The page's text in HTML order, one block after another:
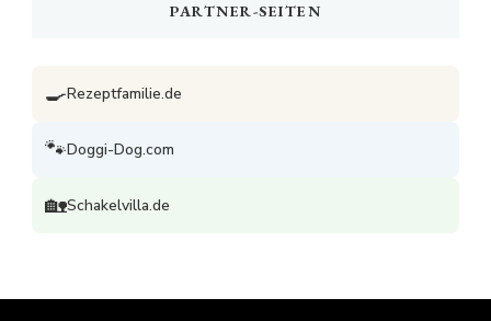
PARTNER-SEITEN
🍳Rezeptfamilie.de
🐾Doggi-Dog.com
🏡Schakelvilla.de